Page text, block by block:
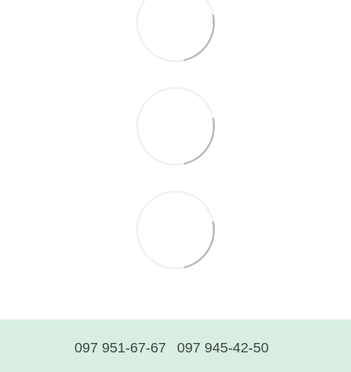
097 951-67-67 097 945-42-50